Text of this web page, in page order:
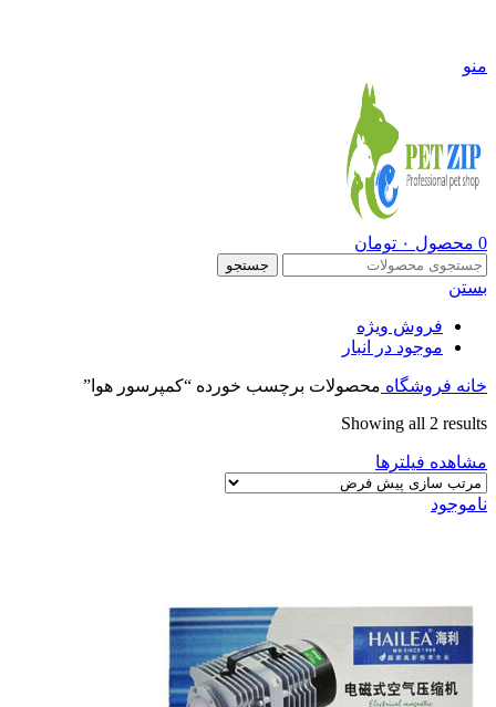
منو
0 محصول ۰ تومان
جستجو
بستن
فروش ویژه
موجود در انبار
خانه فروشگاه محصولات برچسب خورده “کمپرسور هوا”
Showing all 2 results
مشاهده فیلترها
ناموجود